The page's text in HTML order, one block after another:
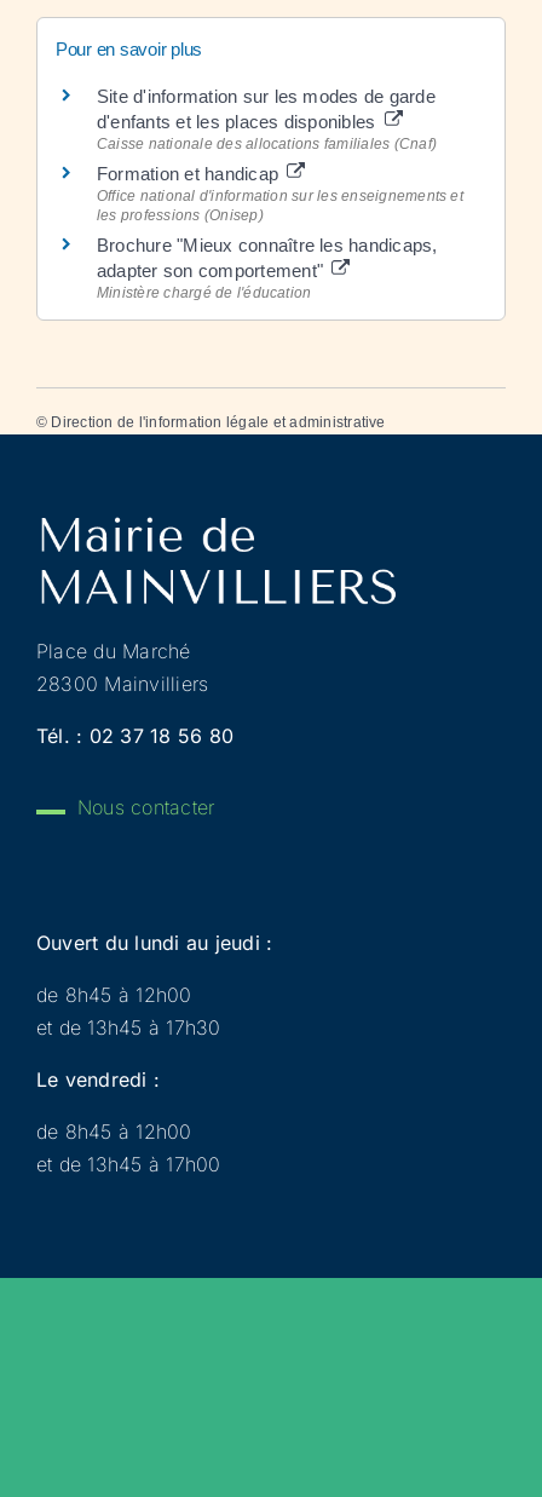
Pour en savoir plus
Site d'information sur les modes de garde
d'enfants et les places disponibles
Caisse nationale des allocations familiales (Cnaf)
Formation et handicap
Office national d'information sur les enseignements et
les professions (Onisep)
Brochure "Mieux connaître les handicaps,
adapter son comportement"
Ministère chargé de l'éducation
© Direction de l'information légale et administrative
Place du Marché
28300 Mainvilliers
Tél. : 02 37 18 56 80
Nous contacter
Ouvert du lundi au jeudi :
de 8h45 à 12h00
et de 13h45 à 17h30
Le vendredi :
de 8h45 à 12h00
et de 13h45 à 17h00